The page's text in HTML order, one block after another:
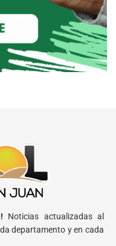
Noticias actualizadas al
departamento y en cada